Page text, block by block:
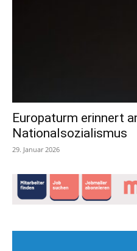
Europaturm erinnert
Nationalsozialismus
29. Januar 2026